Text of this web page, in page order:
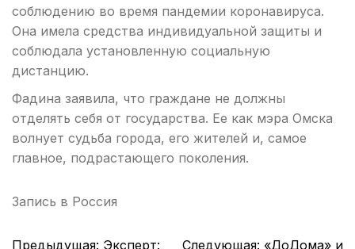
соблюдению во время пандемии коронавируса.
Она имела средства индивидуальной защиты и
соблюдала установленную социальную
дистанцию.
Фадина заявила, что граждане не должны
отделять себя от государства. Ее как мэра Омска
волнует судьба города, его жителей и, самое
главное, подрастающего поколения.
Запись в Россия
Навигация
Предыдущая: Эксперт:
Следующая: «ДоДома» и